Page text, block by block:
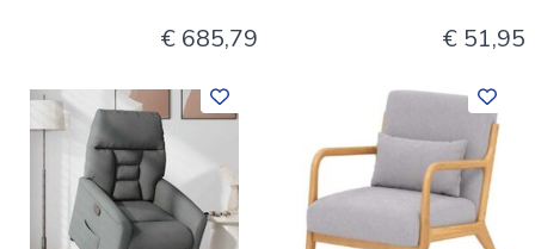
€ 685,79 € 51,95